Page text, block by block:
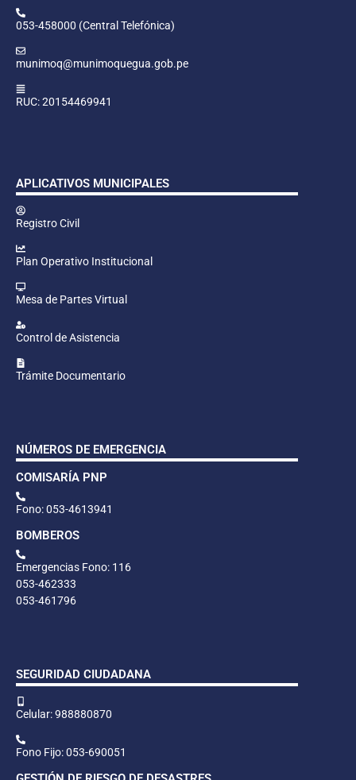
053-458000 (Central Telefónica)
munimoq@munimoquegua.gob.pe
RUC: 20154469941
APLICATIVOS MUNICIPALES
Registro Civil
Plan Operativo Institucional
Mesa de Partes Virtual
Control de Asistencia
Trámite Documentario
NÚMEROS DE EMERGENCIA
COMISARÍA PNP
Fono: 053-4613941
BOMBEROS
Emergencias Fono: 116
053-462333
053-461796
SEGURIDAD CIUDADANA
Celular: 988880870
Fono Fijo: 053-690051